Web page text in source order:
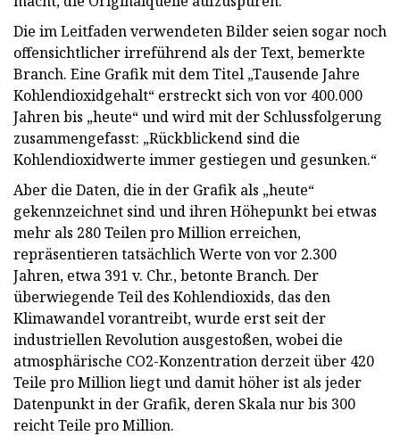
Die im Leitfaden verwendeten Bilder seien sogar noch
offensichtlicher irreführend als der Text, bemerkte
Branch. Eine Grafik mit dem Titel „Tausende Jahre
Kohlendioxidgehalt“ erstreckt sich von vor 400.000
Jahren bis „heute“ und wird mit der Schlussfolgerung
zusammengefasst: „Rückblickend sind die
Kohlendioxidwerte immer gestiegen und gesunken.“
Aber die Daten, die in der Grafik als „heute“
gekennzeichnet sind und ihren Höhepunkt bei etwas
mehr als 280 Teilen pro Million erreichen,
repräsentieren tatsächlich Werte von vor 2.300
Jahren, etwa 391 v. Chr., betonte Branch. Der
überwiegende Teil des Kohlendioxids, das den
Klimawandel vorantreibt, wurde erst seit der
industriellen Revolution ausgestoßen, wobei die
atmosphärische CO2-Konzentration derzeit über 420
Teile pro Million liegt und damit höher ist als jeder
Datenpunkt in der Grafik, deren Skala nur bis 300
reicht Teile pro Million.